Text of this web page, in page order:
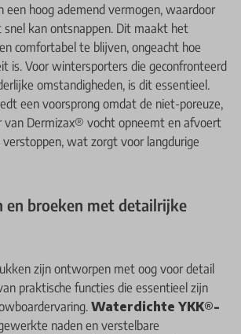
een hoog ademend vermogen, waardoor
snel kan ontsnappen. Dit maakt het
comfortabel te blijven, ongeacht hoe
is. Voor wintersporters die geconfronteerd
omstandigheden, is dit essentieel.
een voorsprong omdat de niet-poreuze,
van Dermizax® vocht opneemt en afvoert
wat zorgt voor langdurige
en broeken met detailrijke
zijn ontworpen met oog voor detail
praktische functies die essentieel zijn
Waterdichte YKK®-
naden en verstelbare